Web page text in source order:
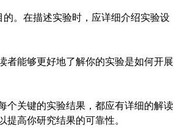
。在描述实验时，应详细介绍实验设
者能够更好地了解你的实验是如何开展
个关键的实验结果，都应有详细的解读
高你研究结果的可靠性。